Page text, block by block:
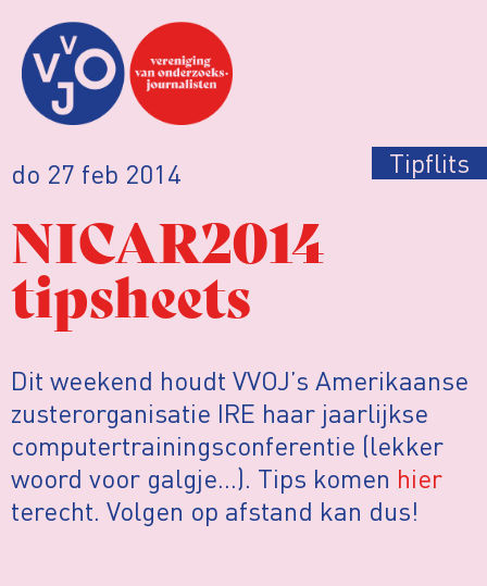
do 27 feb 2014 Tipflits
NICAR2014
tipsheets
Dit weekend houdt VVOJ’s Amerikaanse
zusterorganisatie IRE haar jaarlijkse
computertrainingsconferentie (lekker
woord voor galgje…). Tips komen hier
terecht. Volgen op afstand kan dus!